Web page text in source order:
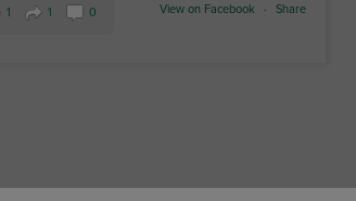
View on Facebook · Share
1 1 0